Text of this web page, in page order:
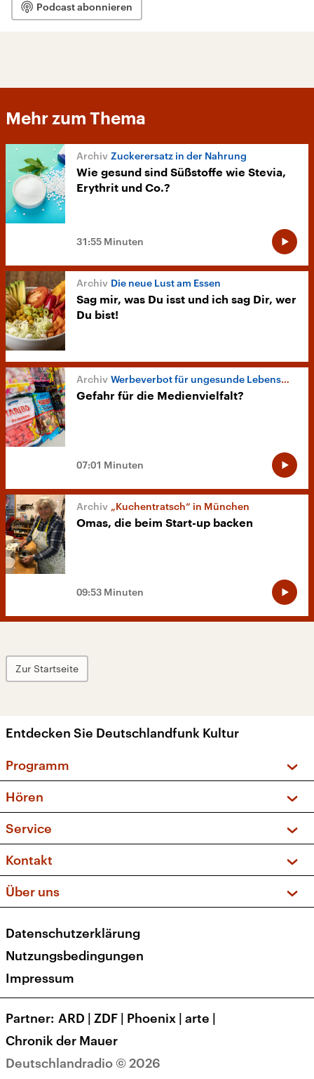
Podcast abonnieren
Mehr zum Thema
Zuckerersatz in der Nahrung
Wie gesund sind Süßstoffe wie Stevia,
Erythrit und Co.?
31:55 Minuten
Die neue Lust am Essen
Sag mir, was Du isst und ich sag Dir, wer
Du bist!
Werbeverbot für ungesunde Lebensmittel
Gefahr für die Medienvielfalt?
07:01 Minuten
„Kuchentratsch“ in München
Omas, die beim Start-up backen
09:53 Minuten
Zur Startseite
Entdecken Sie Deutschlandfunk Kultur
Programm
Sendungen und Podcasts
Musikliste
Kakadu – Das Kinderprogramm
Hören
Frequenzen (UKW + DAB+)
Service
FAQ
Apps
Newsletter
Kontakt
Social Media
Über uns
Presse
Karriere
Transparenz
Deutschlandradio © 2026
Datenschutzerklärung
Nutzungsbedingungen
Impressum
Partner ARD | ZDF | Phoenix | arte |
Chronik der Mauer